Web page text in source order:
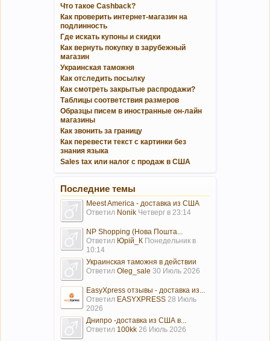
Что такое Cashback?
Как проверить интернет-магазин на
подлинность
Где искать купоны и скидки
Как вернуть покупку в зарубежный
магазин
Украинская таможня
Как отследить посылку
Как смотреть закрытые распродажи?
Таблицы соответствия размеров
Образцы писем в иностранные он-лайн
магазины
Как звонить за границу
Как перевести текст с картинки без
знания языка
Sales tax или налог с продаж в США
Последние темы
Meest America - доставка из США
Ответил Nonik Четверг в 23:14
NP Shopping (Нова Пошта...
Ответил Юрій_К Понедельник в
10:14
Украинская таможня в действии
Ответил Oleg_sale 30 Июль 2026
EasyXpress отзывы - доставка из...
Ответил EASYXPRESS 28 Июль
2026
Днипро -доставка из США в...
Ответил 100kk 26 Июль 2026